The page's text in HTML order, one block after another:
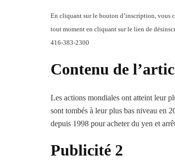
En cliquant sur le bouton d’inscription, vous
tout moment en cliquant sur le lien de
416-383-2300
Contenu de
Les actions mondiales ont atteint leur
sont tombés à leur plus bas niveau en
depuis 1998 pour acheter du yen et
Publicité 2